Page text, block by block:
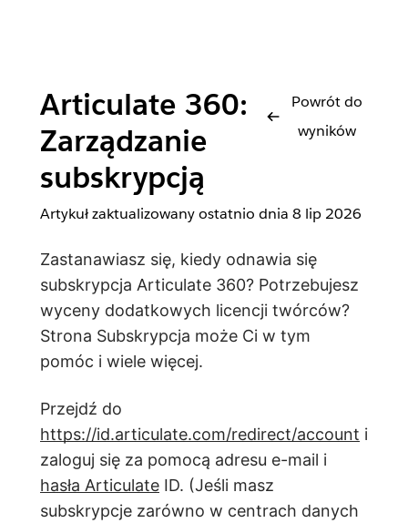
Articulate 360:
Zarządzanie
subskrypcją
Powrót do
wyników
Artykuł zaktualizowany ostatnio dnia 8 lip 2026
Zastanawiasz się, kiedy odnawia się
subskrypcja Articulate 360? Potrzebujesz
wyceny dodatkowych licencji twórców?
Strona Subskrypcja może Ci w tym
pomóc i wiele więcej.
Przejdź do
https://id.articulate.com/redirect/account i
zaloguj się za pomocą adresu e-mail i
hasła Articulate ID. (Jeśli masz
subskrypcje zarówno w centrach danych